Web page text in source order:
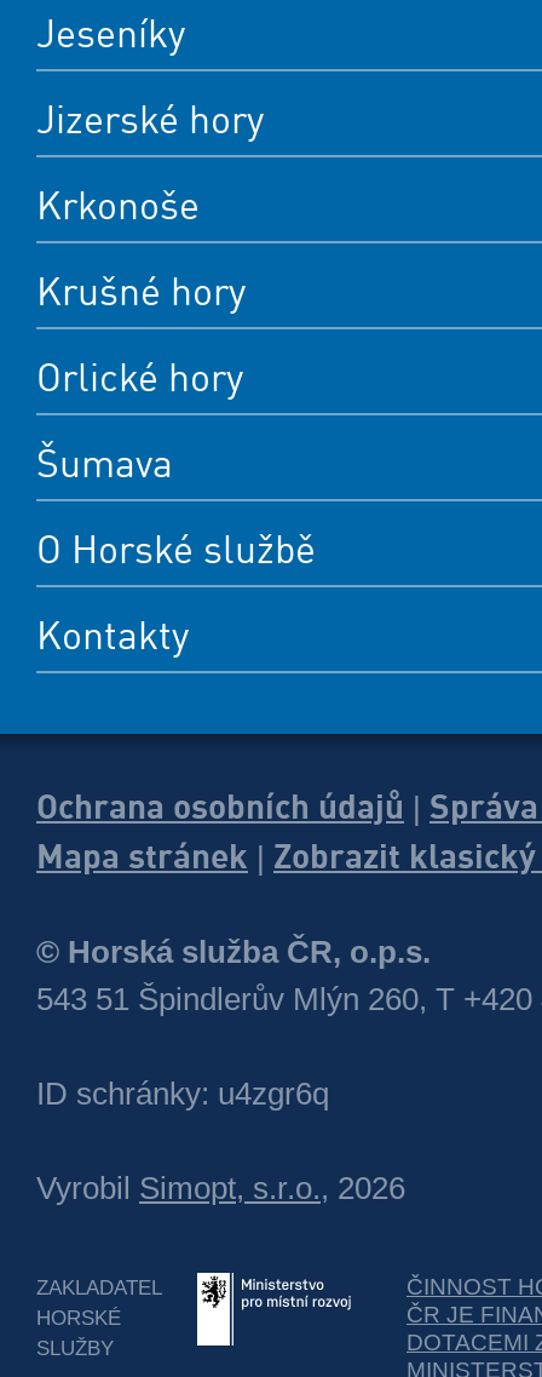
Jeseníky
Jizerské hory
Krkonoše
Krušné hory
Orlické hory
Šumava
O Horské službě
Kontakty
Ochrana osobních údajů |
Mapa stránek | Zobrazit
© Horská služba ČR, o.p.s.
543 51 Špindlerův Mlýn 260, T +420
ID schránky: u4zgr6q
Vyrobil Simopt, s.r.o., 2026
ZAKLADATEL
HORSKÉ
SLUŽBY
ČINNOST
ČR JE
DOTACEMI